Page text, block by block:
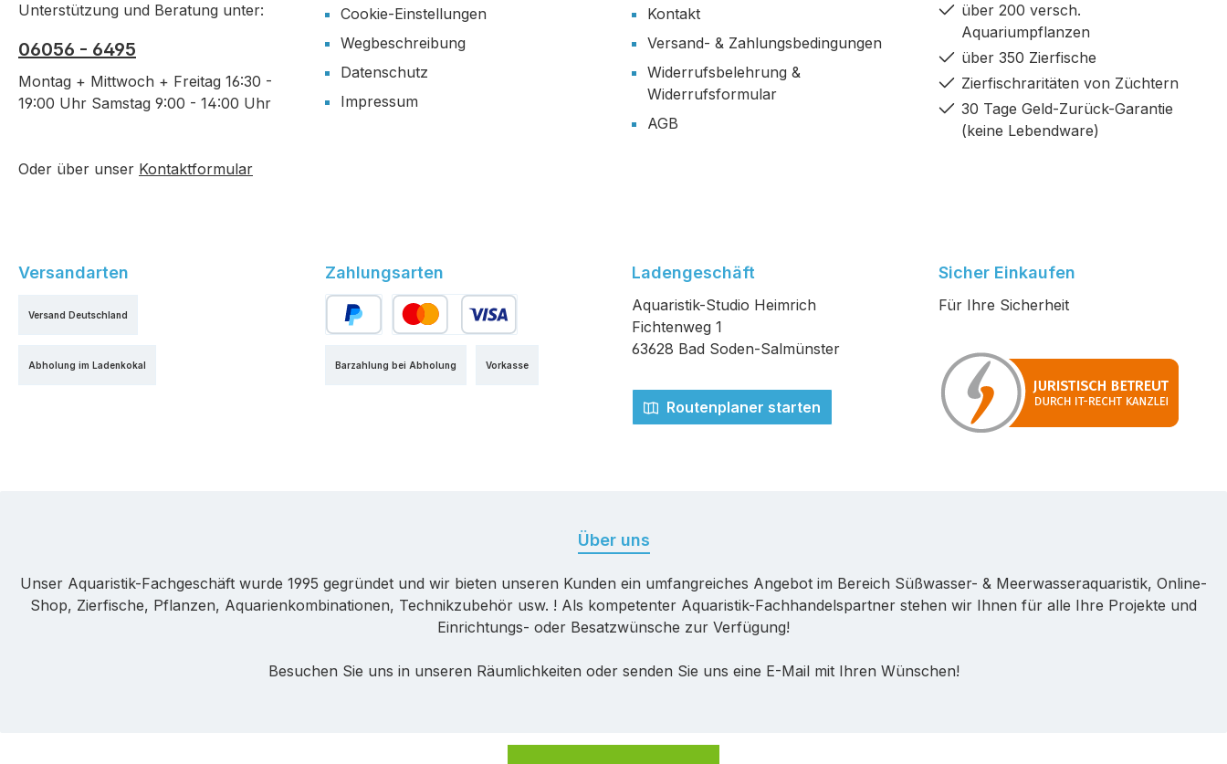
Unterstützung und Beratung unter:
06056 - 6495
Montag + Mittwoch + Freitag 16:30 -
19:00 Uhr Samstag 9:00 - 14:00 Uhr
Oder über unser Kontaktformular
Cookie-Einstellungen
Wegbeschreibung
Datenschutz
Impressum
Kontakt
Versand- & Zahlungsbedingungen
Widerrufsbelehrung &
Widerrufsformular
AGB
über 200 versch.
Aquariumpflanzen
über 350 Zierfische
Zierfischraritäten von Züchtern
30 Tage Geld-Zurück-Garantie
(keine Lebendware)
Versandarten
Versand Deutschland
Abholung im Ladenkokal
Zahlungsarten
Vorkasse
Barzahlung bei Abholung
Ladengeschäft
Aquaristik-Studio Heimrich
Fichtenweg 1
63628 Bad Soden-Salmünster
Routenplaner starten
Sicher Einkaufen
Für Ihre Sicherheit
Über uns
Unser Aquaristik-Fachgeschäft wurde 1995 gegründet und wir bieten unseren Kunden ein umfangreiches Angebot im Bereich Süßwasser- & Meerwasseraquaristik, Online-
Shop, Zierfische, Pflanzen, Aquarienkombinationen, Technikzubehör usw. ! Als kompetenter Aquaristik-Fachhandelspartner stehen wir Ihnen für alle Ihre Projekte und
Einrichtungs- oder Besatzwünsche zur Verfügung!
Besuchen Sie uns in unseren Räumlichkeiten oder senden Sie uns eine E-Mail mit Ihren Wünschen!